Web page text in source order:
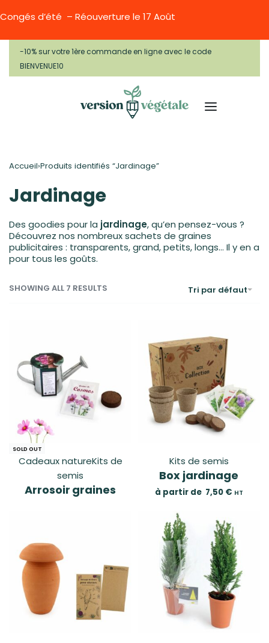
Congés d’été – Réouverture le 17 Août
-10% sur votre 1ère commande en ligne avec le code
BIENVENUE10
Accueil›Produits identifiés “Jardinage”
Jardinage
Des goodies pour la jardinage, qu’en pensez-vous ?
Découvrez nos nombreux sachets de graines
publicitaires : transparents, grand, petits, longs… Il y en a
pour tous les goûts.
SHOWING ALL 7 RESULTS Tri par défaut
SOLD OUT
Cadeaux natureKits de
semis
Arrosoir graines
Kits de semis
Box jardinage
à partir de 7,50 € HT